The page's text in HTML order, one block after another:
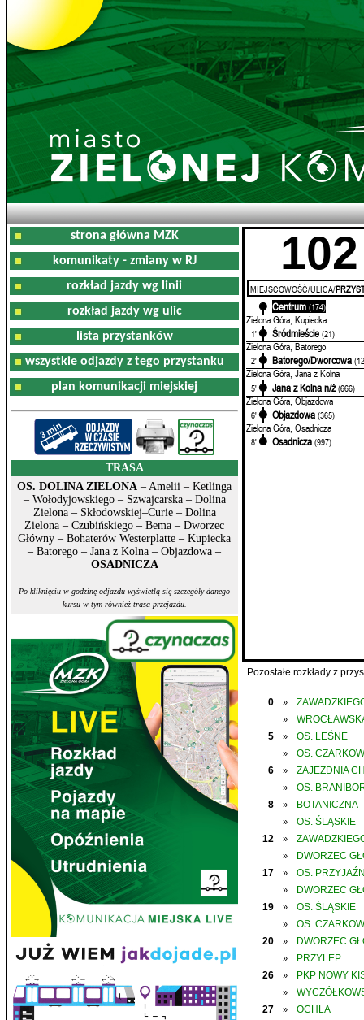
strona główna MZK
komunikaty - zmiany w RJ
rozkład jazdy wg linii
rozkład jazdy wg ulic
lista przystanków
wszystkie odjazdy z tego przystanku
plan komunikacji miejskiej
TRASA
OS. DOLINA ZIELONA – Amelii – Ketlinga
– Wołodyjowskiego – Szwajcarska – Dolina
Zielona – Skłodowskiej–Curie – Dolina
Zielona – Czubińskiego – Bema – Dworzec
Główny – Bohaterów Westerplatte – Kupiecka
– Batorego – Jana z Kolna – Objazdowa –
OSADNICZA
Po kliknięciu w godzinę odjazdu wyświetlą się szczegóły danego
kursu w tym również trasa przejazdu.
102
MIEJSCOWOŚĆ/ULICA/
Centrum (174)
Zielona Góra, Kupiecka
1' Śródmieście (21)
Zielona Góra, Batorego
2' Batorego/Dworcowa
Zielona Góra, Jana z Kolna
5' Jana z Kolna n/ż (666)
Zielona Góra, Objazdowa
6' Objazdowa (365)
Zielona Góra, Osadnicza
8' Osadnicza (997)
Pozostałe rozkłady z
0 »
»
5
» OS. LEŚNE
»
OS.
6
» ZAJEZDNIA
»
OS.
8
» BOTANICZNA
»
OS. ŚLĄSKIE
12
»
»
DWORZEC
17
» OS.
»
DWORZEC
19
» OS. ŚLĄSKIE
»
OS.
20
» DWORZEC
»
PRZYLEP
26
» PKP NOWY
»
27
» OCHLA